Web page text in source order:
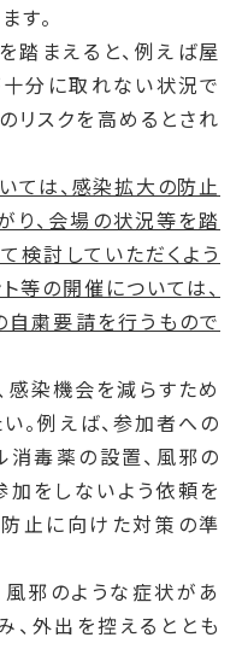
す。
まえると、例えば屋
分に取れない状況で
リスクを高めるとされ
ては、感染拡大の防止
り、会場の状況等を踏
検討していただくよう
等の開催については、
粛要請を行うもので
感染機会を減らすため
。例えば、参加者への
毒薬の設置、風邪の
をしないよう依頼を
止に向けた対策の準
邪のような症状があ
外出を控えるととも